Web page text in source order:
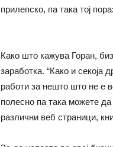
прилепско, па така тој
Како што кажува Горан,
заработка. “Како и секоја
работи за нешто што не е
полесно па така можете
различни веб страници,